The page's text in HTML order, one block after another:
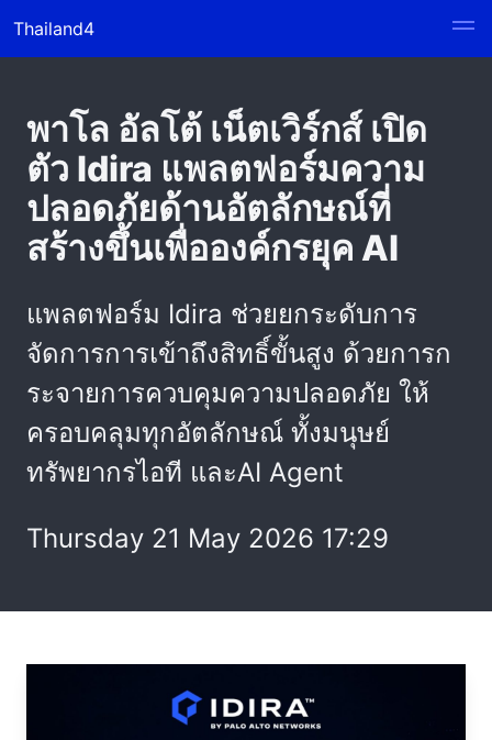
Thailand4
พาโล อัลโต้ เน็ตเวิร์กส์ เปิด
ตัว Idira แพลตฟอร์มความ
ปลอดภัยด้านอัตลักษณ์ที่
สร้างขึ้นเพื่อองค์กรยุค AI
แพลตฟอร์ม Idira ช่วยยกระดับการ
จัดการการเข้าถึงสิทธิ์ขั้นสูง ด้วยการก
ระจายการควบคุมความปลอดภัย ให้
ครอบคลุมทุกอัตลักษณ์ ทั้งมนุษย์
ทรัพยากรไอที และAI Agent
Thursday 21 May 2026 17:29